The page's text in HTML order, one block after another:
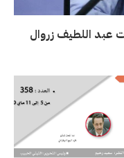
عبد اللطيف زروال